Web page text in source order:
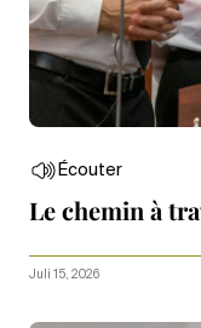
Écouter
Le chemin à
Juli 15, 2026